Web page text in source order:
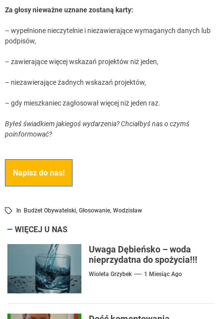
Za głosy nieważne uznane zostaną karty:
– wypełnione nieczytelnie i niezawierające wymaganych danych lub
podpisów,
– zawierające więcej wskazań projektów niż jeden,
– niezawierające żadnych wskazań projektów,
– gdy mieszkaniec zagłosował więcej niż jeden raz.
Byłeś świadkiem jakiegoś wydarzenia? Chciałbyś nas o czymś
poinformować?
Napisz do nas!
In Budżet Obywatelski, Głosowanie, Wodzisław
WIĘCEJ U NAS
Uwaga Dębieńsko – woda
nieprzydatna do spożycia!!!
Wioleta Grzybek 1 Miesiąc Ago